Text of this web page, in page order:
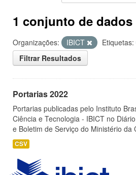
1 conjunto de
Organizações: IBICT Etiquetas:
Filtrar Resultados
Portarias 2022
Portarias publicadas pelo Instituto
Ciência e Tecnologia - IBICT no
e Boletim de Serviço do Ministério da
CSV